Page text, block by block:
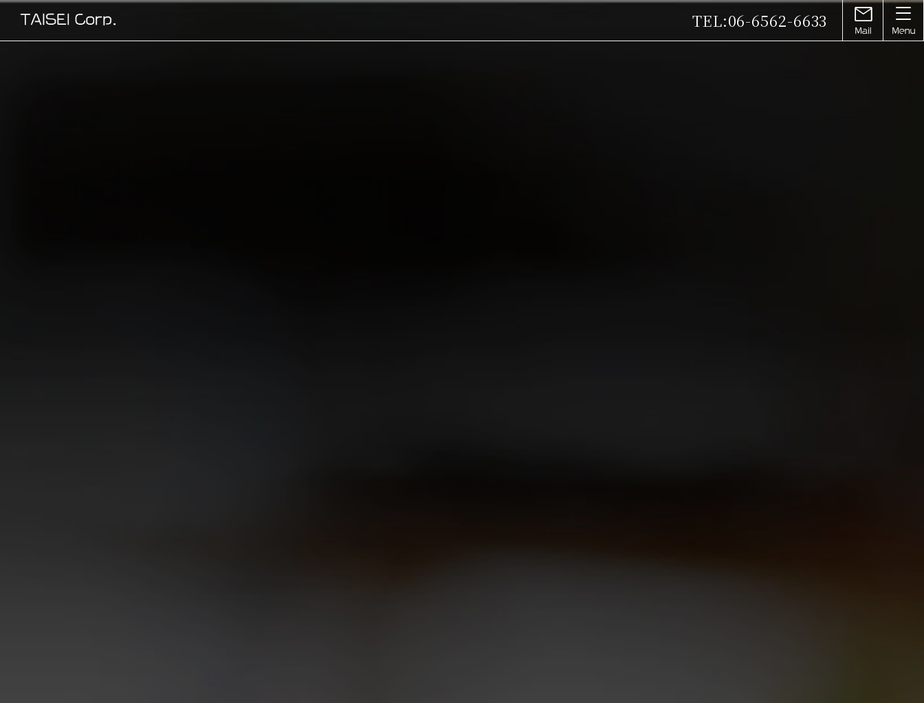
TEL:06-6562-6633